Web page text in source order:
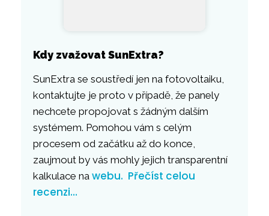
Kdy zvažovat SunExtra?
SunExtra se soustředí jen na fotovoltaiku,
kontaktujte je proto v případě, že panely
nechcete propojovat s žádným dalším
systémem. Pomohou vám s celým
procesem od začátku až do konce,
zaujmout by vás mohly jejich transparentní
kalkulace na webu. Přečíst celou
recenzi…